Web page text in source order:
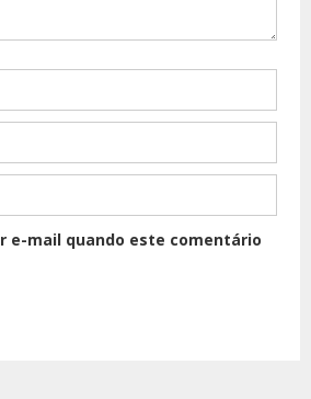
e-mail quando este comentário